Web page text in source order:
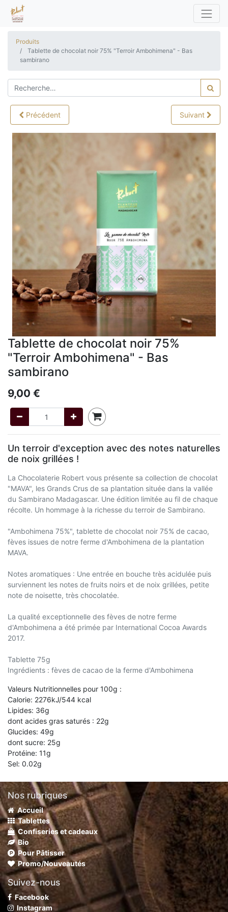
Produits
Tablette de chocolat noir 75% "Terroir Ambohimena" - Bas
sambirano
Précédent Suivant
Tablette de chocolat noir 75%
"Terroir Ambohimena" - Bas
sambirano
9,00 €
Un terroir d'exception avec des notes naturelles
de noix grillées !
La Chocolaterie Robert vous présente sa collection de chocolat
"MAVA", les Grands Crus de sa plantation située dans la vallée
du Sambirano Madagascar. Une édition limitée au fil de chaque
récolte. Un hommage à la richesse du terroir de Sambirano.
"Ambohimena 75%", tablette de chocolat noir 75% de cacao,
fèves issues de notre ferme d'Ambohimena de la plantation
MAVA.
Notes aromatiques : Une entrée en bouche très acidulée puis
surviennent les notes de fruits noirs et de noix grillées, petite
note de noisette, très chocolatée.
La qualité exceptionnelle des fèves de notre ferme
d'Ambohimena a été primée par International Cocoa Awards
2017.
Tablette 75g
Ingrédients : fèves de cacao de la ferme d'Ambohimena
Valeurs Nutritionnelles pour 100g :
Calorie: 2276kJ/544 kcal
Lipides: 36g
dont acides gras saturés : 22g
Glucides: 49g
dont sucre: 25g
Protéine: 11g
Sel: 0.02g
Nos rubriques
Accueil
Tablettes
Confiseries et cadeaux
Bio
Pour Pâtisser
Promo/Nouveautés
Suivez-nous
Facebook
Instagram